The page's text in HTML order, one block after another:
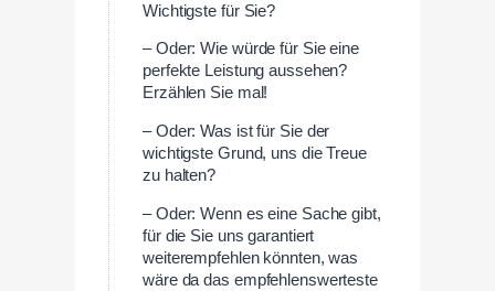
Wichtigste für Sie?
– Oder: Wie würde für Sie eine
perfekte Leistung aussehen?
Erzählen Sie mal!
– Oder: Was ist für Sie der
wichtigste Grund, uns die Treue
zu halten?
– Oder: Wenn es eine Sache gibt,
für die Sie uns garantiert
weiterempfehlen könnten, was
wäre da das empfehlenswerteste